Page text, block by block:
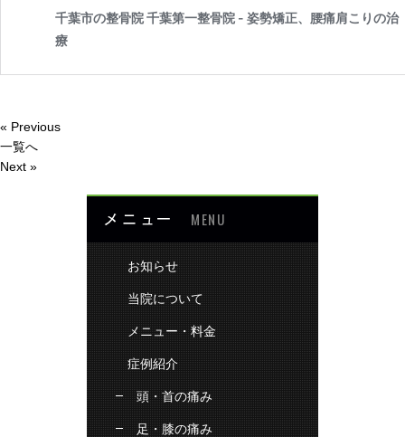
« Previous
一覧へ
Next »
メニュー MENU
お知らせ
当院について
メニュー・料金
症例紹介
頭・首の痛み
足・膝の痛み